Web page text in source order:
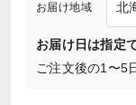
お届け地域
お届け日は指定
ご注文後の1〜5